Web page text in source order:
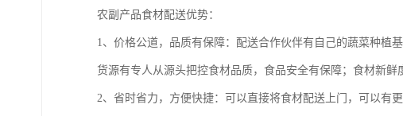
农副产品食材配送优势：
1、价格公道，品质有保障：配送合作伙伴有自己的蔬菜种植
货源有专人从源头把控食材品质，食品安全有保障；食材新鲜
2、省时省力，方便快捷：可以直接将食材配送上门，可以有